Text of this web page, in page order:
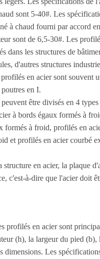
sont 5-40#. Les
à chaud fourni par accord
sont de 6,5-30#. Les
dans les structures de
d'autres structures
en acier sont souvent
en I.
être divisés en 4
à bords égaux formés à
formés à froid, profilés en
et profilés en acier courbé
structure en acier, la plaque
c'est-à-dire que l'acier doit
profilés en acier sont
(h), la largeur du pied (b),
dimensions. Les